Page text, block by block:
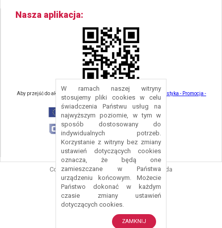
W ramach naszej witryny
stosujemy pliki cookies w celu
świadczenia Państwu usług na
najwyższym poziomie, w tym w
sposób dostosowany do
indywidualnych potrzeb.
Korzystanie z witryny bez zmiany
ustawień dotyczących cookies
oznacza, że będą one
zamieszczane w Państwa
urządzeniu końcowym. Możecie
Państwo dokonać w każdym
czasie zmiany ustawień
dotyczących cookies.
ZAMKNIJ
Nasza aplikacja
Aby przejść do aktualności związanych z turystyką - kliknij tu:
Turystyka - Promocja -
Strefa Turysty - Gmina Nowa Ruda
Copyright © 2016 Urząd Gminy Nowa Ruda
Projekt i wykonanie:Logonet Sp. z o.o.